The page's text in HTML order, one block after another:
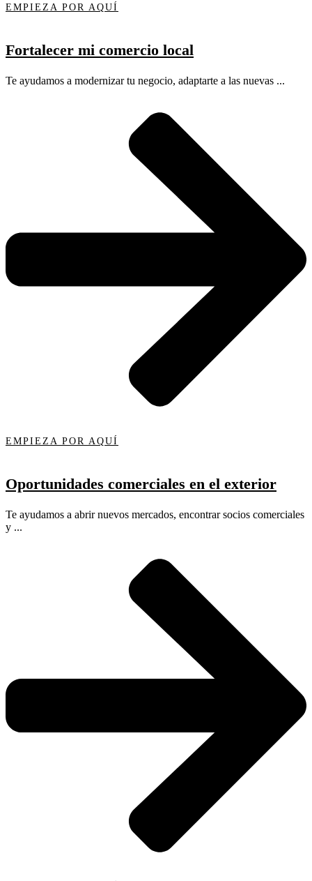
EMPIEZA POR AQUÍ
Fortalecer mi comercio local
Te ayudamos a modernizar tu negocio, adaptarte a las nuevas ...
EMPIEZA POR AQUÍ
Oportunidades comerciales en el exterior
Te ayudamos a abrir nuevos mercados, encontrar socios comerciales
y ...